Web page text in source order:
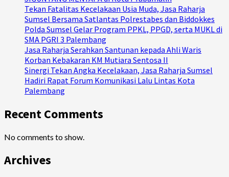
Tekan Fatalitas Kecelakaan Usia Muda, Jasa Raharja
Sumsel Bersama Satlantas Polrestabes dan Biddokkes
Polda Sumsel Gelar Program PPKL, PPGD, serta MUKL di
SMA PGRI 3 Palembang
Jasa Raharja Serahkan Santunan kepada Ahli Waris
Korban Kebakaran KM Mutiara Sentosa II
Sinergi Tekan Angka Kecelakaan, Jasa Raharja Sumsel
Hadiri Rapat Forum Komunikasi Lalu Lintas Kota
Palembang
Recent Comments
No comments to show.
Archives